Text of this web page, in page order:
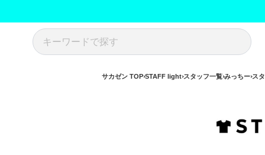
サカゼン TOP STAFF light スタッフ一覧 みっちー ス